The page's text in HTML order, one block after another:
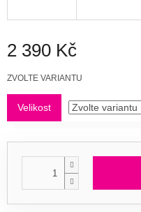
2 390 Kč
Měrná
ZVOLTE VARIANTU
Velikost